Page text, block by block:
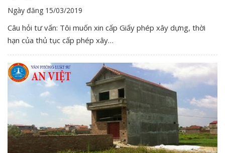
Ngày đăng 15/03/2019
Câu hỏi tư vấn: Tôi muốn xin cấp Giấy phép xây dựng, thời
hạn của thủ tục cấp phép xây…